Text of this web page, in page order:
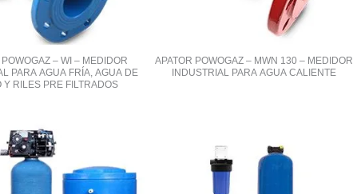
POWOGAZ – WI – MEDIDOR
PARA AGUA FRÍA, AGUA DE
Y RILES PRE FILTRADOS
APATOR POWOGAZ – MWN 130 – MEDIDOR
INDUSTRIAL PARA AGUA CALIENTE